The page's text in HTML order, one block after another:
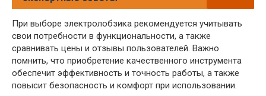
При выборе электролобзика рекомендуется учитывать
свои потребности в функциональности, а также
сравнивать цены и отзывы пользователей. Важно
помнить, что приобретение качественного инструмента
обеспечит эффективность и точность работы, а также
повысит безопасность и комфорт при использовании.